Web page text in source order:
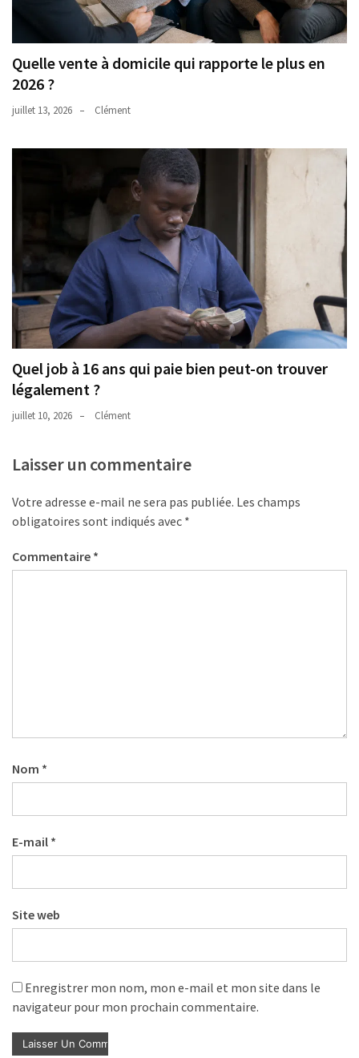
Quelle vente à domicile qui rapporte le plus en
2026 ?
juillet 13, 2026 Clément
Quel job à 16 ans qui paie bien peut-on trouver
légalement ?
juillet 10, 2026 Clément
Laisser un commentaire
Votre adresse e-mail ne sera pas publiée. Les champs
obligatoires sont indiqués avec *
Commentaire *
Nom *
E-mail *
Site web
Enregistrer mon nom, mon e-mail et mon site dans le
navigateur pour mon prochain commentaire.